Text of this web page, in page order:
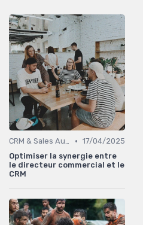
CRM & Sales Automation • 17/04/2025
Optimiser la synergie entre
le directeur commercial et le
CRM